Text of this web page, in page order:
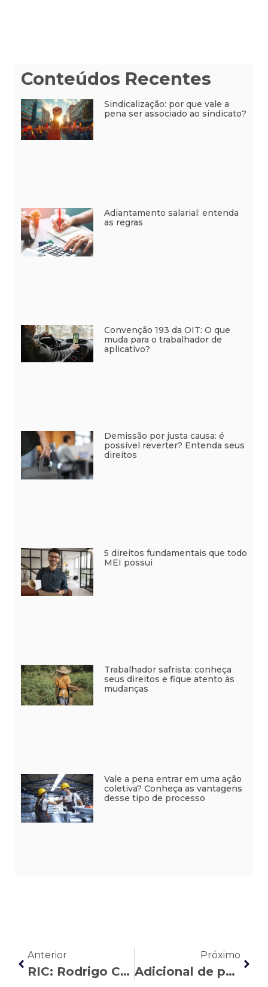
Conteúdos Recentes
Sindicalização: por que vale a
pena ser associado ao sindicato?
Adiantamento salarial: entenda
as regras
Convenção 193 da OIT: O que
muda para o trabalhador de
aplicativo?
Demissão por justa causa: é
possível reverter? Entenda seus
direitos
5 direitos fundamentais que todo
MEI possui
Trabalhador safrista: conheça
seus direitos e fique atento às
mudanças
Vale a pena entrar em uma ação
coletiva? Conheça as vantagens
desse tipo de processo
Anterior
RIC: Rodrigo Comar esclarece dúvidas sobre trabalho temporário
Próximo
Adicional de periculosidade para aeroviários: o que diz a lei?